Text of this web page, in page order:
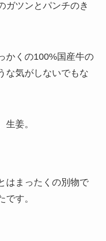
ガツンとパンチのき
かくの100%国産牛の
な気がしないでもな
姜。
はまったくの別物で
す。